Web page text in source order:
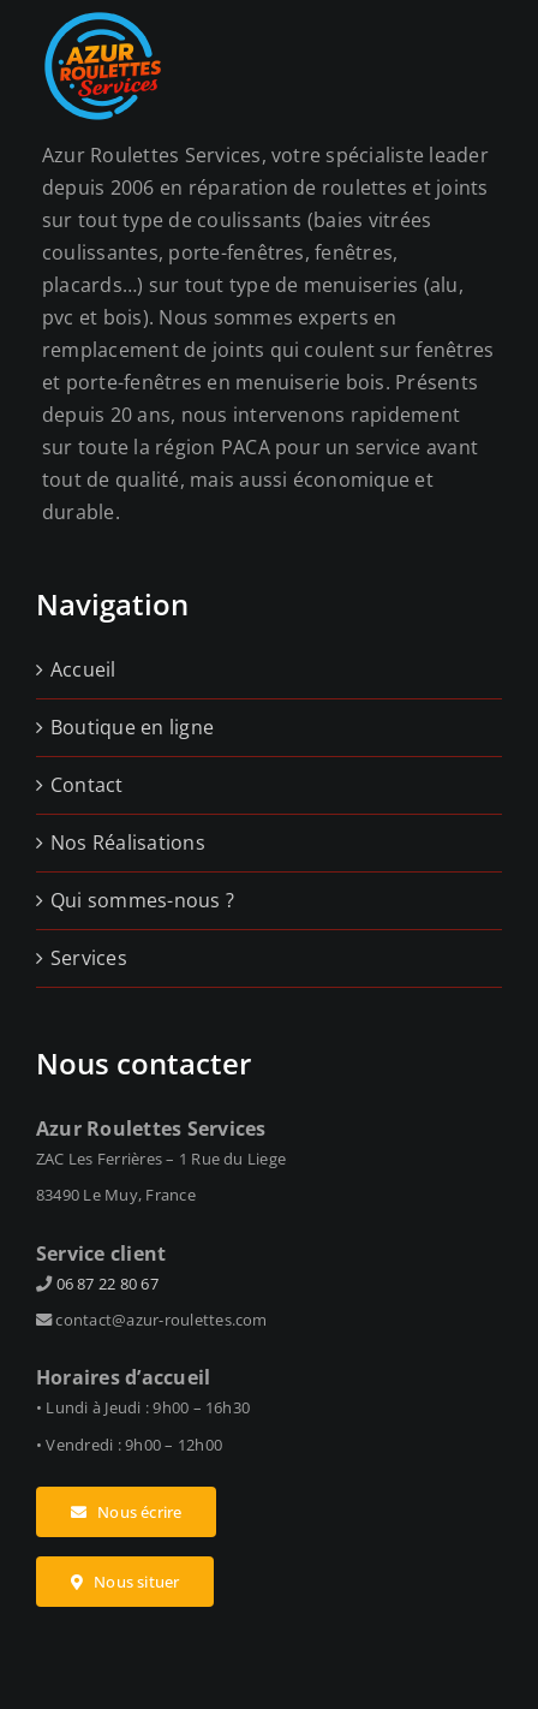
Azur Roulettes Services, votre spécialiste leader
depuis 2006 en réparation de roulettes et joints
sur tout type de coulissants (baies vitrées
coulissantes, porte-fenêtres, fenêtres,
placards…) sur tout type de menuiseries (alu,
pvc et bois). Nous sommes experts en
remplacement de joints qui coulent sur fenêtres
et porte-fenêtres en menuiserie bois. Présents
depuis 20 ans, nous intervenons rapidement
sur toute la région PACA pour un service avant
tout de qualité, mais aussi économique et
durable.
Navigation
Accueil
Boutique en ligne
Contact
Nos Réalisations
Qui sommes-nous ?
Services
Nous contacter
Azur Roulettes Services
ZAC Les Ferrières – 1 Rue du Liege
83490 Le Muy, France
Service client
06 87 22 80 67
contact@azur-roulettes.com
Horaires d’accueil
• Lundi à Jeudi : 9h00 – 16h30
• Vendredi : 9h00 – 12h00
Nous écrire
Nous situer